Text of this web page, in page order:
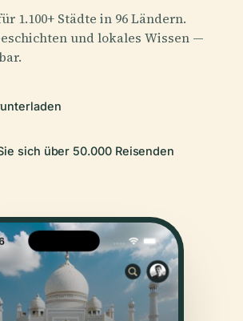
1.100+ Städte in 96 Ländern.
und lokales Wissen —
sich über 50.000 Reisenden